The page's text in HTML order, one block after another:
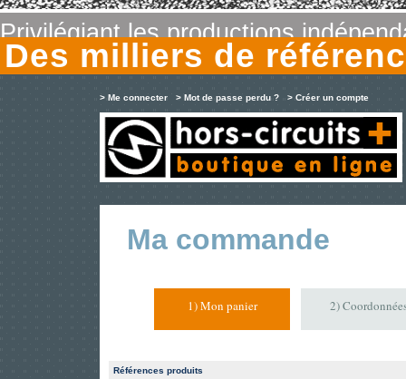
Privilégiant les productions
Des milliers de
> Me connecter > Mot de passe perdu ? > Créer un compte
Ma commande
1) Mon panier 2)
Références produits